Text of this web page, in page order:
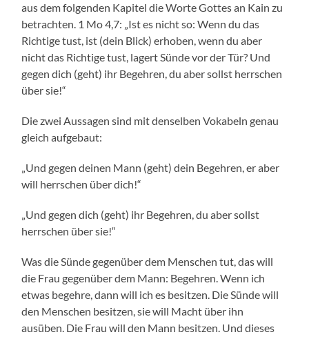
aus dem folgenden Kapitel die Worte Gottes an Kain zu
betrachten. 1 Mo 4,7: „Ist es nicht so: Wenn du das
Richtige tust, ist (dein Blick) erhoben, wenn du aber
nicht das Richtige tust, lagert Sünde vor der Tür? Und
gegen dich (geht) ihr Begehren, du aber sollst herrschen
über sie!“
Die zwei Aussagen sind mit denselben Vokabeln genau
gleich aufgebaut:
„Und gegen deinen Mann (geht) dein Begehren, er aber
will herrschen über dich!“
„Und gegen dich (geht) ihr Begehren, du aber sollst
herrschen über sie!“
Was die Sünde gegenüber dem Menschen tut, das will
die Frau gegenüber dem Mann: Begehren. Wenn ich
etwas begehre, dann will ich es besitzen. Die Sünde will
den Menschen besitzen, sie will Macht über ihn
ausüben. Die Frau will den Mann besitzen. Und dieses